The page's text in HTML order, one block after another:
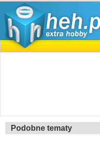
Podobne tematy